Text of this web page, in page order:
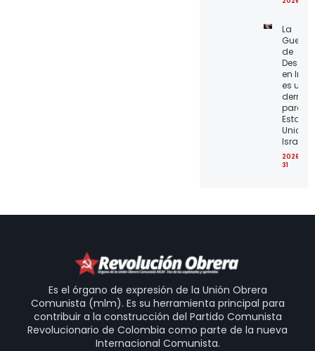
La
Guerra
de
en Irán
es una
derrota
para
Unidos
Israel
2026-
31
Es el órgano de expresión de la Unión Obrera
Comunista (mlm). Es su herramienta principal para
contribuir a la construcción del Partido Comunista
Revolucionario de Colombia como parte de la nueva
Internacional Comunista.